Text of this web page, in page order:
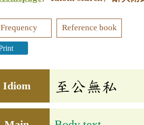
Frequency Reference book
Idiom 至公無私